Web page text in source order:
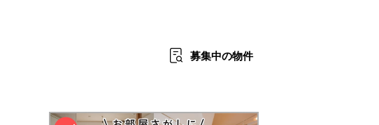
募集中の物件